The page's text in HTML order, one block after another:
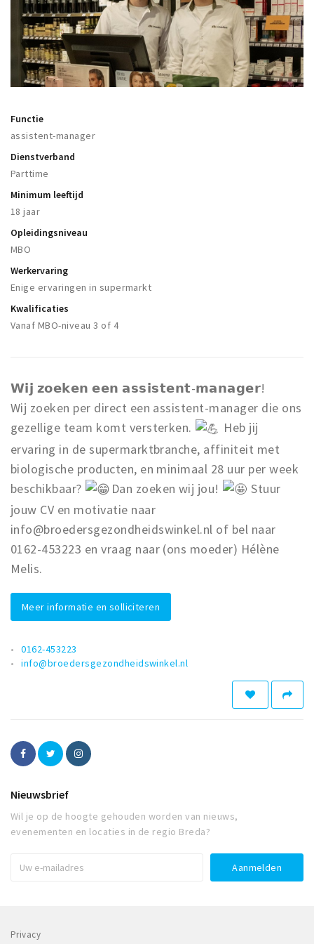
Winkelgebieden
Parkeren
Bezienswaardigheden
Uitjes & activiteiten
Toeristische routes
Natuurgebieden
Baroniepoorten
Sport
Privacy
Inloggen
Functie
assistent-manager
Dienstverband
Parttime
Minimum leeftijd
18 jaar
Opleidingsniveau
MBO
Werkervaring
Enige ervaringen in supermarkt
Kwalificaties
Vanaf MBO-niveau 3 of 4
𝗪𝗶𝗷 𝘇𝗼𝗲𝗸𝗲𝗻 𝗲𝗲𝗻 𝗮𝘀𝘀𝗶𝘀𝘁𝗲𝗻𝘁-𝗺𝗮𝗻𝗮𝗴𝗲𝗿!
Wij zoeken per direct een assistent-manager die ons
gezellige team komt versterken.
Heb jij
ervaring in de supermarktbranche, affiniteit met
biologische producten, en minimaal 28 uur per week
beschikbaar?
Dan zoeken wij jou!
Stuur
jouw CV en motivatie naar
info@broedersgezondheidswinkel.nl of bel naar
0162-453223 en vraag naar (ons moeder) Hélène
Melis.
Meer informatie en solliciteren
0162-453223
info@broedersgezondheidswinkel.nl
Nieuwsbrief
Wil je op de hoogte gehouden worden van nieuws,
evenementen en locaties in de regio Breda?
Privacy